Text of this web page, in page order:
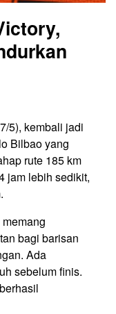
5), kembali jadi
Bilbao yang
rute 185 km
jam lebih sedikit,
bagi barisan
Ada
sebelum finis.